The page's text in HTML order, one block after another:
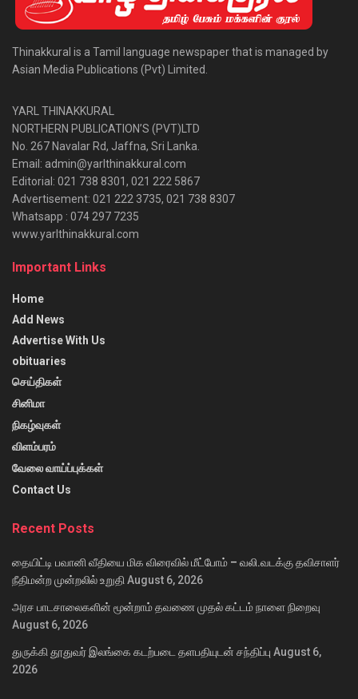
Thinakkural is a Tamil language newspaper that is managed by
Asian Media Publications (Pvt) Limited.
YARL THINAKKURAL
NORTHERN PUBLICATION’S (PVT)LTD
No. 267 Navalar Rd, Jaffna, Sri Lanka.
Email: admin@yarlthinakkural.com
Editorial: 021 738 8301, 021 222 5867
Advertisement: 021 222 3735, 021 738 8307
Whatsapp : 074 297 7235
www.yarlthinakkural.com
Important Links
Home
Add News
Advertise With Us
obituaries
செய்திகள்
சினிமா
நிகழ்வுகள்
விளம்பரம்
வேலை வாய்ப்புக்கள்
Contact Us
Recent Posts
தையிட்டி பவானி வீதியை மிக விரைவில் மீட்போம் – வலி.வடக்கு தவிசாளர்
நீதிமன்ற முன்றலில் உறுதி August 6, 2026
அரச பாடசாலைகளின் மூன்றாம் தவணை முதல் கட்டம் நாளை நிறைவு
August 6, 2026
துருக்கி தூதுவர் இலங்கை கடற்படை தளபதியுடன் சந்திப்பு August 6,
2026